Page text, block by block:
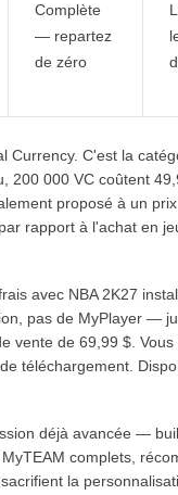
Complète
— repartez
de zéro
Currency. C'est la
200 000 VC coûtent
proposé à un
rapport à l'achat en
avec NBA 2K27
pas de MyPlayer —
vente de 69,99 $.
téléchargement.
déjà avancée —
complets,
la